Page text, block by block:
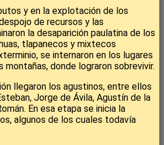
y en la explotación de los
de recursos y las
la desaparición paulatina de los
tlapanecos y mixtecos
se internaron en los lugares
montañas, donde lograron sobrevivir.
llegaron los agustinos, entre ellos
Jorge de Ávila, Agustín de la
En esa etapa se inicia la
algunos de los cuales todavía